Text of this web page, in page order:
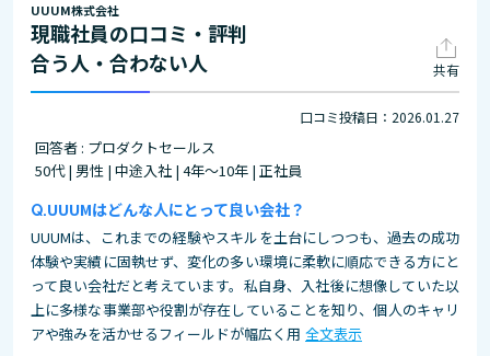
UUUM株式会社
現職社員の口コミ・評判
合う人・合わない人
共有
口コミ投稿日：2026.01.27
回答者 : プロダクトセールス
50代 | 男性 | 中途入社 | 4年～10年 | 正社員
UUUMはどんな人にとって良い会社？
UUUMは、これまでの経験やスキルを土台にしつつも、過去の成功
体験や実績に固執せず、変化の多い環境に柔軟に順応できる方にと
って良い会社だと考えています。私自身、入社後に想像していた以
上に多様な事業部や役割が存在していることを知り、個人のキャリ
アや強みを活かせるフィールドが幅広く用 全文表示